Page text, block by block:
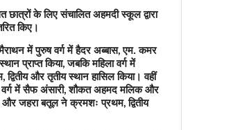
छात्रों के लिए संचालित अहमदी स्कूल द्वारा
किए।
में पुरुष वर्ग में हैदर अब्बास,एम. कमर
प्राप्त किया,जबकि महिला वर्ग में
,द्वितीय और तृतीय स्थान हासिल किया। वहीं
में सैफ अंसारी,शौकत अहमद मलिक और
और जहरा बतूल ने क्रमशः प्रथम,द्वितीय